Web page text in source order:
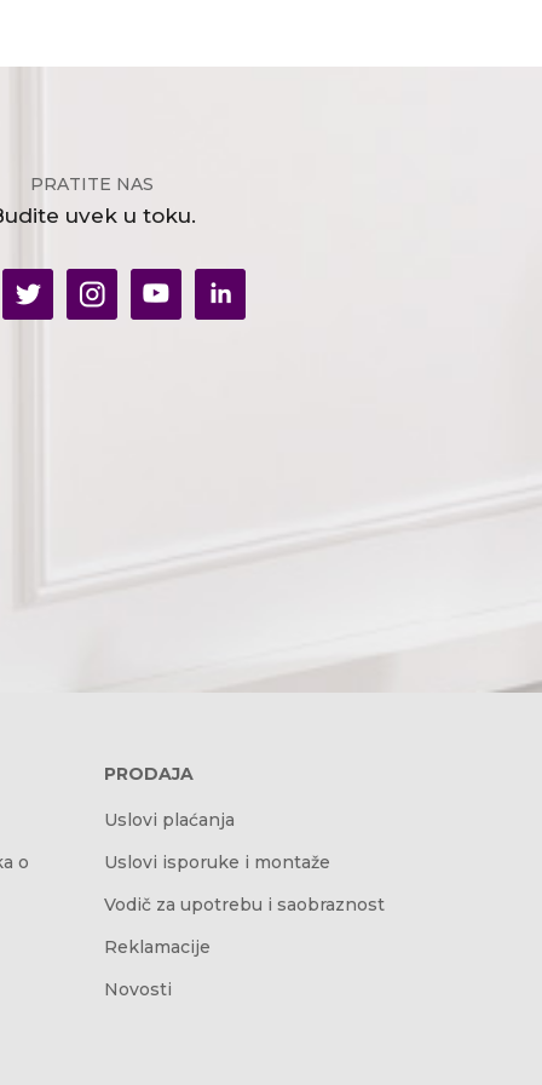
PRATITE NAS
uvek u toku.
o
PRODAJA
Uslovi plaćanja
Uslovi isporuke i montaže
Vodič za upotrebu i saobraznost
Reklamacije
Novosti